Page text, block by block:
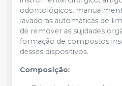
odontológicos,
lavadoras automáticas de
de remover as sujidades
formação de compostos
desses dispositivos.
Composição: